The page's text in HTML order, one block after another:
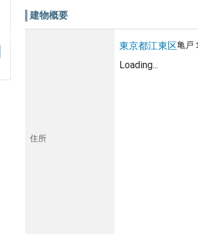
建物概要
住所
東京都江東区亀戸
Loading...